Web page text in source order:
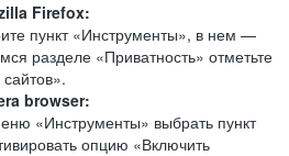
Firefox:
пункт «Инструменты», в нем —
разделе «Приватность» отметьте
browser:
«Инструменты» выбрать пункт
опцию «Включить